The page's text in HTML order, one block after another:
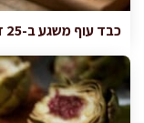
כבד עוף משגע ב-25 דקות, בלי להרתיח ובלי להתייבש